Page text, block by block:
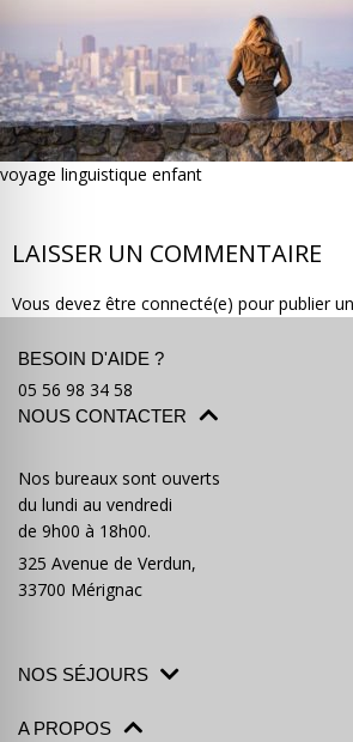
voyage linguistique enfant
LAISSER UN COMMENTAIRE
Vous devez être connecté(e) pour publier
BESOIN D'AIDE ?
05 56 98 34 58
NOUS CONTACTER
Nos bureaux sont ouverts
du lundi au vendredi
de 9h00 à 18h00.
325 Avenue de Verdun,
33700 Mérignac
NOS SÉJOURS
A PROPOS